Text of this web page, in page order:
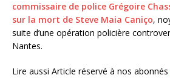
commissaire de police Grégoire
sur la mort de Steve Maia Caniço,
suite d’une opération policière
Nantes.
Lire aussi Article réservé à nos abonnés